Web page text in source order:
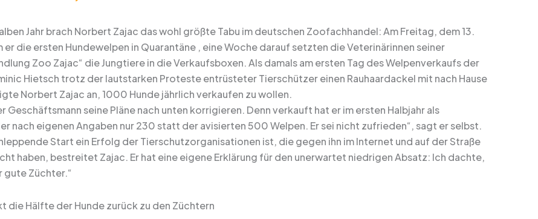
Jahr brach Norbert Zajac das wohl größte Tabu im deutschen Zoofachhandel: Am Freitag, dem 13.
er die ersten Hundewelpen in Quarantäne , eine Woche darauf setzten die Veterinärinnen seiner
Zoo Zajac“ die Jungtiere in die Verkaufsboxen. Als damals am ersten Tag des Welpenverkaufs der
Hietsch trotz der lautstarken Proteste entrüsteter Tierschützer einen Rauhaardackel mit nach Hause
Norbert Zajac an, 1000 Hunde jährlich verkaufen zu wollen.
Geschäftsmann seine Pläne nach unten korrigieren. Denn verkauft hat er im ersten Halbjahr als
nach eigenen Angaben nur 230 statt der avisierten 500 Welpen. Er sei nicht zufrieden“, sagt er selbst.
Start ein Erfolg der Tierschutzorganisationen ist, die gegen ihn im Internet und auf der Straße
haben, bestreitet Zajac. Er hat eine eigene Erklärung für den unerwartet niedrigen Absatz: Ich dachte,
gute Züchter.“
die Hälfte der Hunde zurück zu den Züchtern